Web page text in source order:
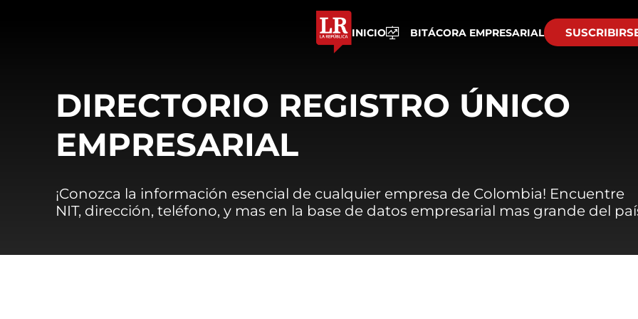
INICIO BITÁCORA EMPRESARIAL
DIRECTORIO REGISTRO ÚNICO
EMPRESARIAL
¡Conozca la información esencial de cualquier empresa de Colombia! Encuentre
NIT, dirección, teléfono, y mas en la base de datos empresarial mas grande del